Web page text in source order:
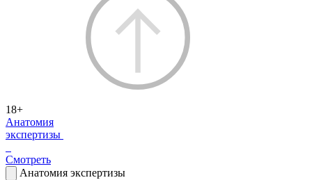
18+
Анатомия
экспертизы
Смотреть
Анатомия экспертизы